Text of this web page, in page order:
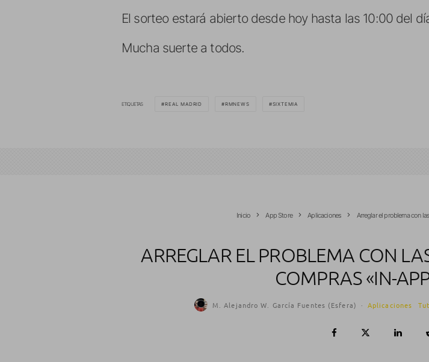
El sorteo estará abierto desde hoy hasta las 10:00 del
Mucha suerte a todos.
ETIQUETAS REAL MADRID RMNEWS SIXTEMIA
Inicio App Store Aplicaciones Arreglar el problema con
ARREGLAR EL PROBLEMA CON
COMPRAS «IN-
M. Alejandro W. García Fuentes (Esfera) · Aplicaciones